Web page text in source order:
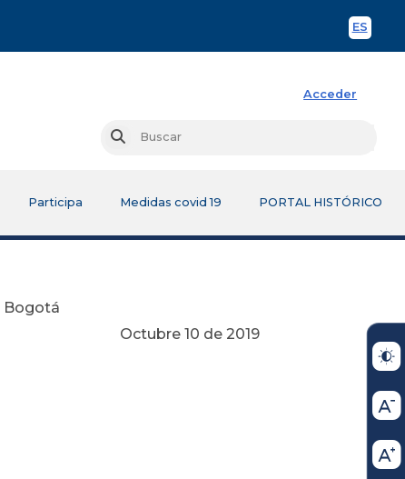
ES
Acceder
Buscar
Participa Medidas covid 19 PORTAL HISTÓRICO
Bogotá
2019